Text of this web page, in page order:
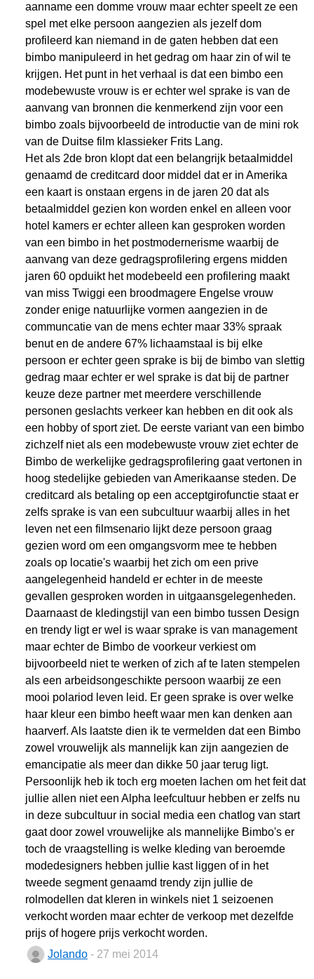
aanname een domme vrouw maar echter speelt ze een
spel met elke persoon aangezien als jezelf dom
profileerd kan niemand in de gaten hebben dat een
bimbo manipuleerd in het gedrag om haar zin of wil te
krijgen. Het punt in het verhaal is dat een bimbo een
modebewuste vrouw is er echter wel sprake is van de
aanvang van bronnen die kenmerkend zijn voor een
bimbo zoals bijvoorbeeld de introductie van de mini rok
van de Duitse film klassieker Frits Lang.
Het als 2de bron klopt dat een belangrijk betaalmiddel
genaamd de creditcard door middel dat er in Amerika
een kaart is onstaan ergens in de jaren 20 dat als
betaalmiddel gezien kon worden enkel en alleen voor
hotel kamers er echter alleen kan gesproken worden
van een bimbo in het postmodernerisme waarbij de
aanvang van deze gedragsprofilering ergens midden
jaren 60 opduikt het modebeeld een profilering maakt
van miss Twiggi een broodmagere Engelse vrouw
zonder enige natuurlijke vormen aangezien in de
communcatie van de mens echter maar 33% spraak
benut en de andere 67% lichaamstaal is bij elke
persoon er echter geen sprake is bij de bimbo van slettig
gedrag maar echter er wel sprake is dat bij de partner
keuze deze partner met meerdere verschillende
personen geslachts verkeer kan hebben en dit ook als
een hobby of sport ziet. De eerste variant van een bimbo
zichzelf niet als een modebewuste vrouw ziet echter de
Bimbo de werkelijke gedragsprofilering gaat vertonen in
hoog stedelijke gebieden van Amerikaanse steden. De
creditcard als betaling op een acceptgirofunctie staat er
zelfs sprake is van een subcultuur waarbij alles in het
leven net een filmsenario lijkt deze persoon graag
gezien word om een omgangsvorm mee te hebben
zoals op locatie's waarbij het zich om een prive
aangelegenheid handeld er echter in de meeste
gevallen gesproken worden in uitgaansgelegenheden.
Daarnaast de kledingstijl van een bimbo tussen Design
en trendy ligt er wel is waar sprake is van management
maar echter de Bimbo de voorkeur verkiest om
bijvoorbeeld niet te werken of zich af te laten stempelen
als een arbeidsongeschikte persoon waarbij ze een
mooi polariod leven leid. Er geen sprake is over welke
haar kleur een bimbo heeft waar men kan denken aan
haarverf. Als laatste dien ik te vermelden dat een Bimbo
zowel vrouwelijk als mannelijk kan zijn aangezien de
emancipatie als meer dan dikke 50 jaar terug ligt.
Persoonlijk heb ik toch erg moeten lachen om het feit dat
jullie allen niet een Alpha leefcultuur hebben er zelfs nu
in deze subcultuur in social media een chatlog van start
gaat door zowel vrouwelijke als mannelijke Bimbo's er
toch de vraagstelling is welke kleding van beroemde
modedesigners hebben jullie kast liggen of in het
tweede segment genaamd trendy zijn jullie de
rolmodellen dat kleren in winkels niet 1 seizoenen
verkocht worden maar echter de verkoop met dezelfde
prijs of hogere prijs verkocht worden.
Jolando - 27 mei 2014